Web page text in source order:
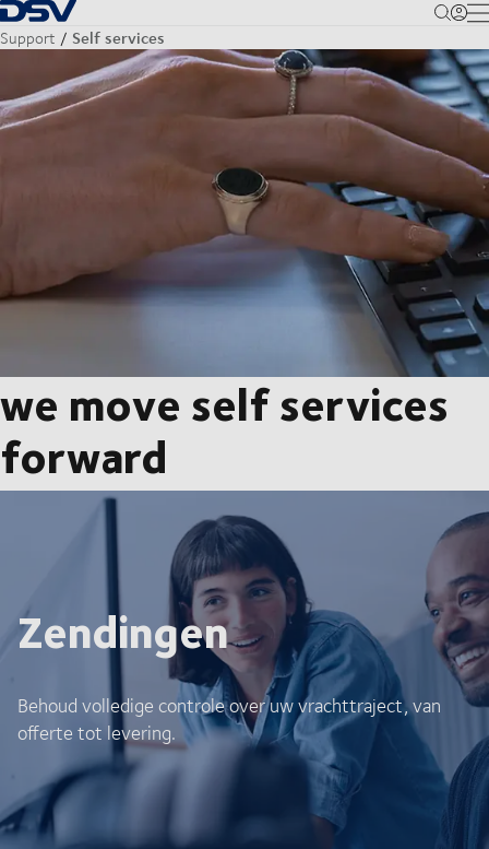
Terug naar startpagina
Support Self services
we move self services
forward
Zendingen
Behoud volledige controle over uw vrachttraject, van
offerte tot levering.